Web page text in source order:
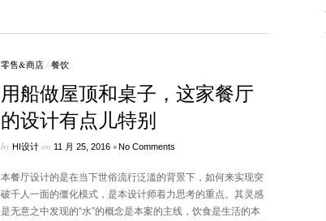
零售&商店/ 餐饮
用船做屋顶和桌子，这家餐厅
的设计有点儿特别
by HI设计on 11 月 25, 2016 •No Comments
本餐厅设计的是在当下世俗流行泛滥的背景下，如何来实现突
破千人一面的僵化模式，是本设计师着力思考的重点。其灵感
是无意之中发现的“水”的概念是本案的主线，饮食是生活的本